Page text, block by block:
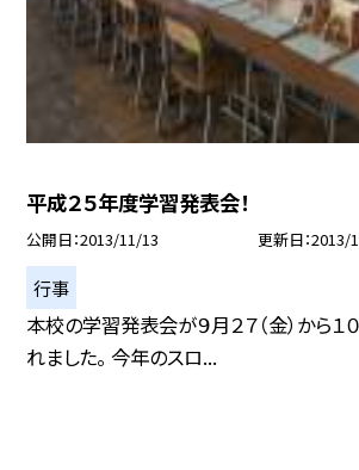
平成２５年度学習発表会！
公開日 2013/11/13 更新日 2013/
行事
本校の学習発表会が９月２７（金）から１
れました。 今年のスロ...